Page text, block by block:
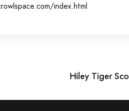
index.html
Hiley Tiger